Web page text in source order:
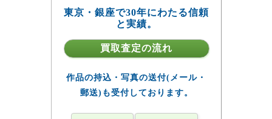
東京・銀座で30年にわたる信頼
と実績。
買取査定の流れ
作品の持込・写真の送付(メール・
郵送)も受付しております。